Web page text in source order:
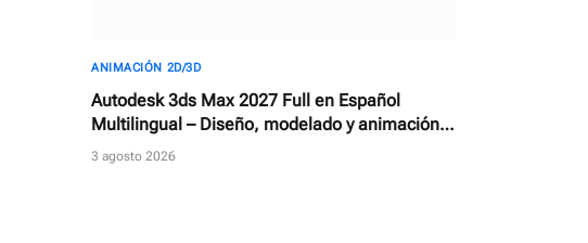
ANIMACIÓN 2D/3D
Autodesk 3ds Max 2027 Full en Español
Multilingual – Diseño, modelado y animación
3D
3 agosto 2026